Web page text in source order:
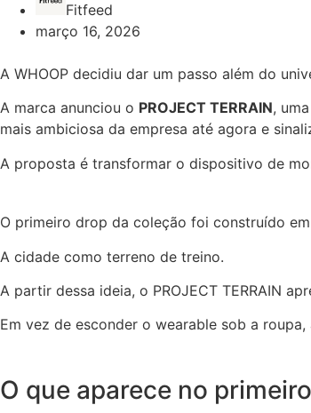
Fitfeed
março 16, 2026
A WHOOP decidiu dar um passo além do
A marca anunciou o PROJECT TERRAIN,
mais ambiciosa da empresa até agora e
A proposta é transformar o dispositivo de
O primeiro drop da coleção foi construído
A cidade como terreno de treino.
A partir dessa ideia, o PROJECT TERRAIN
Em vez de esconder o wearable sob a
O que aparece no